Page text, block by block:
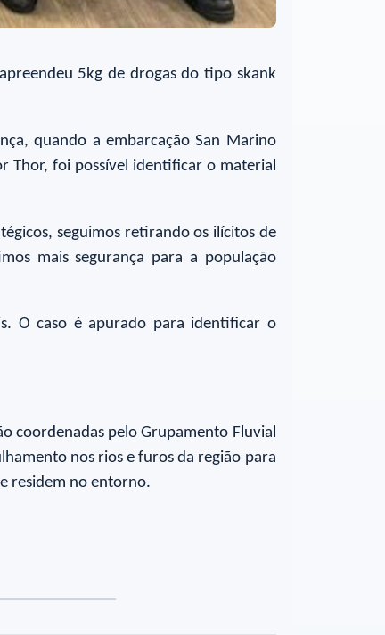
5kg de drogas do tipo skank
quando a embarcação San Marino
Thor, foi possível identificar o material
seguimos retirando os ilícitos de
mais segurança para a população
O caso é apurado para identificar o
coordenadas pelo Grupamento Fluvial
nos rios e furos da região para
residem no entorno.